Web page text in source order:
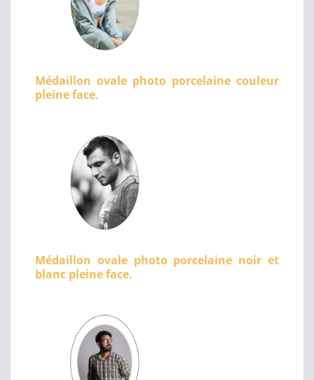
Médaillon ovale photo porcelaine couleur
pleine face.
Médaillon ovale photo porcelaine noir et
blanc pleine face.